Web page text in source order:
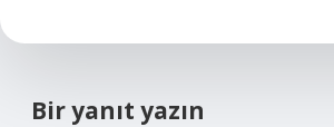
Bir yanıt yazın